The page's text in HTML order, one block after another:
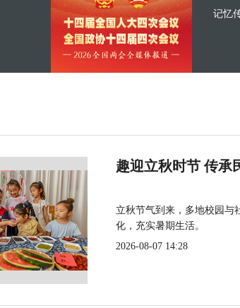
记忆
趣迎立秋时节 传承
立秋节气到来，多地校园与
化，充实暑期生活。
2026-08-07 14:28